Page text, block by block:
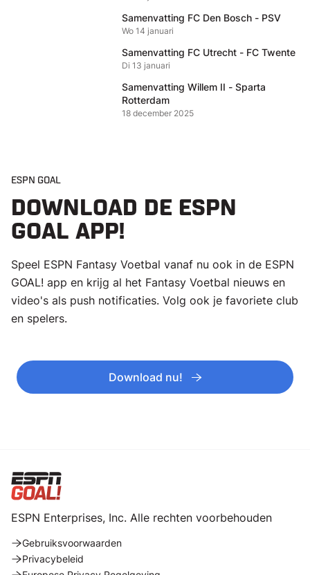
Samenvatting FC Den Bosch - PSV
Wo 14 januari
Samenvatting FC Utrecht - FC Twente
Di 13 januari
Samenvatting Willem II - Sparta
Rotterdam
18 december 2025
ESPN GOAL
DOWNLOAD DE ESPN
GOAL APP!
Speel ESPN Fantasy Voetbal vanaf nu ook in de ESPN
GOAL! app en krijg al het Fantasy Voetbal nieuws en
video's als push notificaties. Volg ook je favoriete club
en spelers.
Download nu!
ESPN Enterprises, Inc. Alle rechten voorbehouden
Gebruiksvoorwaarden
Privacybeleid